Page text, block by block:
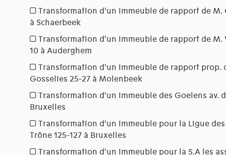
Transformation d'un immeuble de rapport de M.
à Schaerbeek
Transformation d'un immeuble de rapport de M.
10 à Auderghem
Transformation d'un immeuble de rapport prop.
Gosselies 25-27 à Molenbeek
Transformation d'un immeuble des Goelens av.
Bruxelles
Transformation d'un immeuble pour la Ligue
Trône 125-127 à Bruxelles
Transformation d'un immeuble pour la S.A les